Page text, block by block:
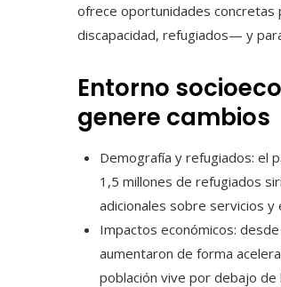
ofrece oportunidades
discapacidad, refugiados— y
Entorno
genere cambios
Demografía y refugiados: el
1,5 millones de refugiados
adicionales sobre servicios y
Impactos económicos:
aumentaron de forma
población vive por debajo